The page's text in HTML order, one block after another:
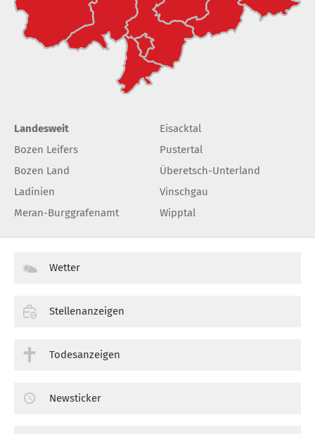
Landesweit
Bozen Leifers
Bozen Land
Ladinien
Meran-Burggrafenamt
Eisacktal
Pustertal
Überetsch-Unterland
Vinschgau
Wipptal
Wetter
Stellenanzeigen
Todesanzeigen
Newsticker